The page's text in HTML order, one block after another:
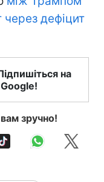
через дефіцит
на
зручно!